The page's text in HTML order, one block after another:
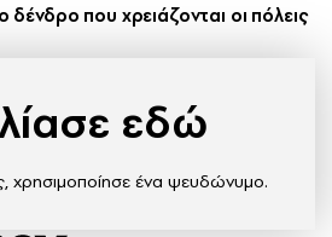
δένδρο που χρειάζονται οι πόλεις
εδώ
χρησιμοποίησε ένα ψευδώνυμο.